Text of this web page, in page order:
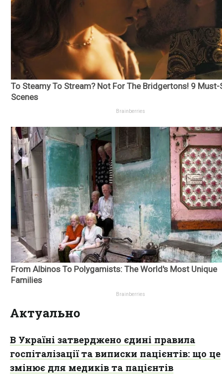
Актуально
В Україні затверджено єдині правила
госпіталізації та виписки пацієнтів: що це
змінює для медиків та пацієнтів